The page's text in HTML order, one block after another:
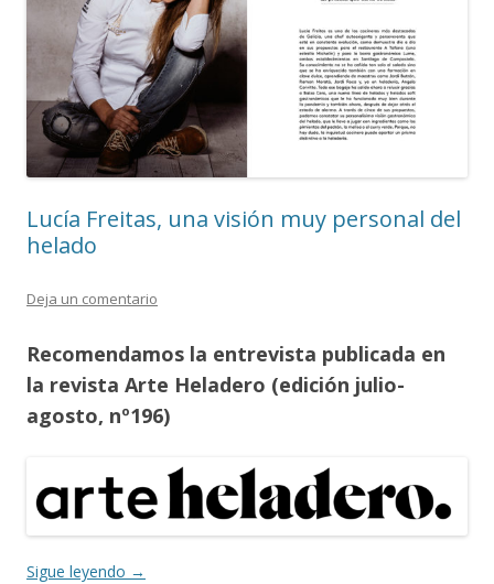
Lucía Freitas, una visión muy personal del
helado
Deja un comentario
Recomendamos la entrevista publicada en
la revista Arte Heladero (edición julio-
agosto, nº196)
Sigue leyendo →